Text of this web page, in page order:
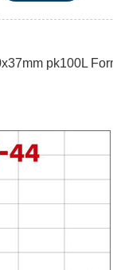
pk100L